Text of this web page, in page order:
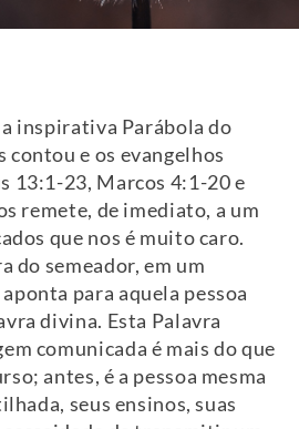
a inspirativa Parábola do
contou e os evangelhos
13:1-23, Marcos 4:1-20 e
remete, de imediato, a um
que nos é muito caro.
do semeador, em um
para aquela pessoa
divina. Esta Palavra
comunicada é mais do que
antes, é a pessoa mesma
seus ensinos, suas